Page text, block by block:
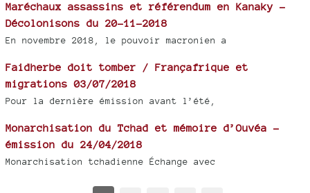
Maréchaux assassins et référendum en Kanaky -
Décolonisons du 20-11-2018
En novembre 2018, le pouvoir macronien a
Faidherbe doit tomber / Françafrique et
migrations 03/07/2018
Pour la dernière émission avant l’été,
Monarchisation du Tchad et mémoire d’Ouvéa -
émission du 24/04/2018
Monarchisation tchadienne Échange avec